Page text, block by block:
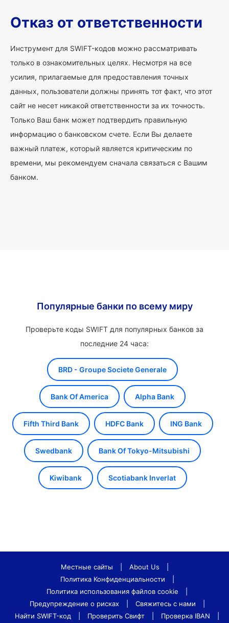
Отказ от ответственности
Инструмент для SWIFT-кодов можно рассматривать
только в ознакомительных целях. Несмотря на все
усилия, прилагаемые для предоставления точных
данных, пользователи должны принять тот факт, что этот
сайт не несет никакой ответственности за их точность.
Только Ваш банк может подтвердить правильную
информацию о банковском счете. Если Вы делаете
важный платеж, который является критическим по
времени, мы рекомендуем сначала связаться с Вашим
банком.
Популярные банки по всему миру
Проверьте коды SWIFT для популярных банков за
последние 24 часа:
BRD - Groupe Societe Generale
Bank Of America Alpha Bank
Fifth Third Bank HDFC Bank ING Bank
Swedbank Bank Of Tokyo-Mitsubishi
Kiwibank Scotiabank Inverlat
Местные сайты About Us
Политика Конфиденциальности
Политика использования файлов cookie
Предупреждение о рисках
Свяжитесь с нами
Найти SWIFT-код
Проверить Свифт Проверка IBAN